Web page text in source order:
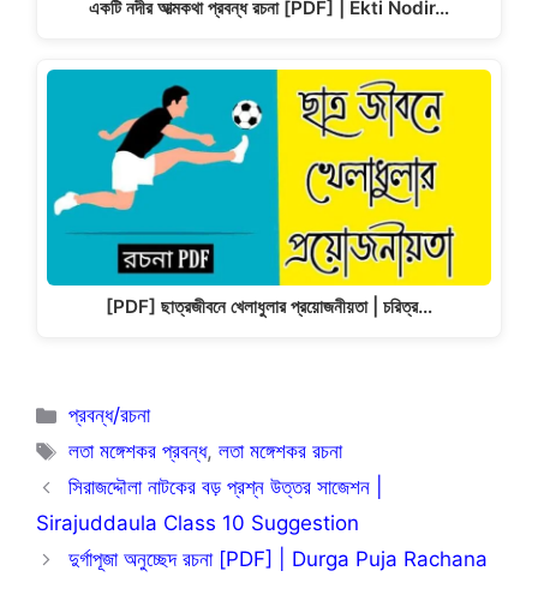
একটি নদীর আত্মকথা প্রবন্ধ রচনা [PDF] | Ekti Nodir…
[PDF] ছাত্রজীবনে খেলাধুলার প্রয়োজনীয়তা | চরিত্র…
Categories
প্রবন্ধ/রচনা
Tags
লতা মঙ্গেশকর প্রবন্ধ,লতা মঙ্গেশকর রচনা
সিরাজদ্দৌলা নাটকের বড় প্রশ্ন উত্তর সাজেশন |
Sirajuddaula Class 10 Suggestion
দুর্গাপূজা অনুচ্ছেদ রচনা [PDF] | Durga Puja Rachana